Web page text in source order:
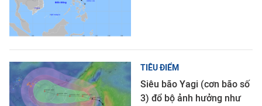
TIÊU ĐIỂM
Siêu bão Yagi (cơn bão số
3) đổ bộ ảnh hưởng như